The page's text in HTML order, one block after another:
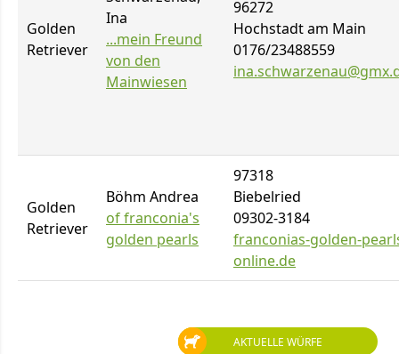
Golden
Retriever
Ina
...mein Freund
von den
Mainwiesen
96272
Hochstadt am Main
0176/23488559
Golden
Retriever
Böhm Andrea
of franconia's
golden pearls
97318
Biebelried
09302-3184
franconias-golden-
online.de
AKTUELLE WÜRFE